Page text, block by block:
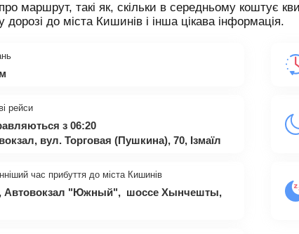
маршрут, такі як, скільки в середньому коштує
дорозі до міста Кишинів і інша цікава інформація.
рейси
з 06:20
вул. Торговая (Пушкина), 70, Ізмаїл
час прибуття до міста Кишинів
Автовокзал "Южный", шоссе Хынчешты,